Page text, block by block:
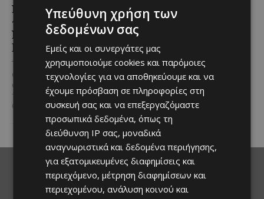
Νέα διεθνής διάκριση και
παγκόσμιο ρεκόρ για το
Nissan Qashqai e-
POWER
Το Nissan Qashqai e-POWER
αποδεικνύει στην πράξη την
αποδοτικότητα της τεχνολογίας
του κατακτώντας τίτλο στα
Guinness World Records....
Υποβολή προτάσεων για
το AglanJazz 2026 –
Τελευταία ημέρα
αιτήσεων η 7η
Αυγούστου
Οι επαγγελματίες μουσικοί και
τα μουσικά σχήματα της Κύπρου
έχουν ακόμη λίγες ώρες στη
διάθεσή τους για να...
Υπεύθυνη χρήση των
δεδομένων σας
Εμείς και οι συνεργάτες μας
χρησιμοποιούμε cookies και παρόμοιες
τεχνολογίες για να αποθηκεύουμε και να
έχουμε πρόσβαση σε πληροφορίες στη
συσκευή σας και να επεξεργαζόμαστε
προσωπικά δεδομένα, όπως τη
διεύθυνση IP σας, μοναδικά
αναγνωριστικά και δεδομένα περιήγησης,
για εξατομικευμένες διαφημίσεις και
περιεχόμενο, μέτρηση διαφημίσεων και
περιεχομένου, ανάλυση κοινού και